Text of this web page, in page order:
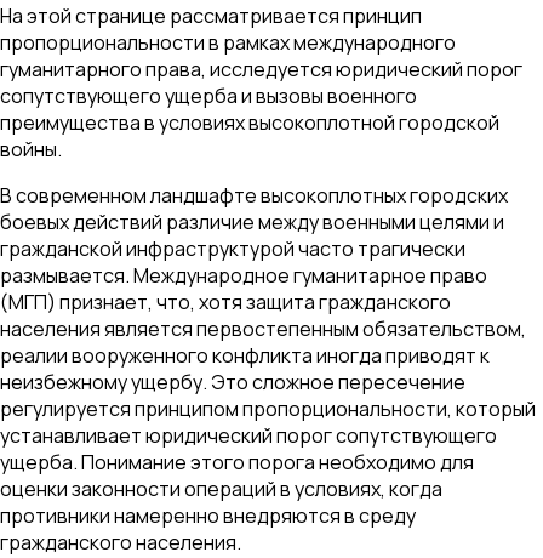
На этой странице рассматривается принцип
пропорциональности в рамках международного
гуманитарного права, исследуется юридический порог
сопутствующего ущерба и вызовы военного
преимущества в условиях высокоплотной городской
войны.
В современном ландшафте высокоплотных городских
боевых действий различие между военными целями и
гражданской инфраструктурой часто трагически
размывается. Международное гуманитарное право
(МГП) признает, что, хотя защита гражданского
населения является первостепенным обязательством,
реалии вооруженного конфликта иногда приводят к
неизбежному ущербу. Это сложное пересечение
регулируется принципом пропорциональности, который
устанавливает юридический порог сопутствующего
ущерба. Понимание этого порога необходимо для
оценки законности операций в условиях, когда
противники намеренно внедряются в среду
гражданского населения.